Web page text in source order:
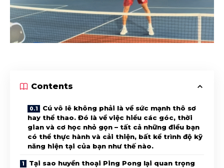
Contents
Cú vô lê không phải là về sức mạnh thô sơ
hay thể thao. Đó là về việc hiểu các góc, thời
gian và cơ học nhỏ gọn – tất cả những điều bạn
có thể thực hành và cải thiện, bất kể trình độ kỹ
năng hiện tại của bạn như thế nào.
Tại sao huyền thoại Ping Pong lại quan trọng